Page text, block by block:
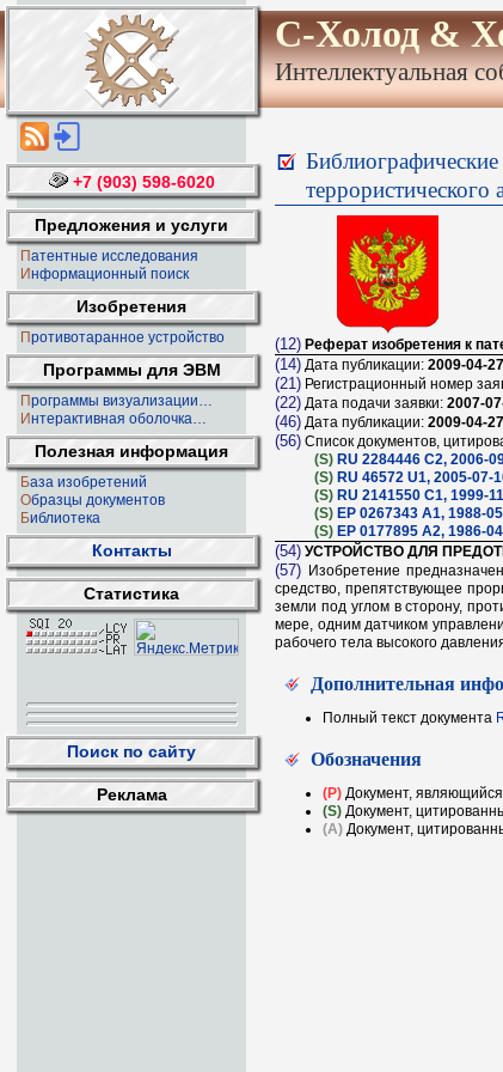
С-Холод &
Интеллектуальная
+7 (903) 598-6020
Предложения и услуги
Патентные исследования
Информационный поиск
Изобретения
Противотаранное устройство
Программы для ЭВМ
Программы визуализации…
Интерактивная оболочка…
Полезная информация
База изобретений
Образцы документов
Библиотека
Контакты
Статистика
Поиск по сайту
Реклама
террористического
(12) Реферат изобретения к
(14) Дата публикации: 2009-04-27
(21) Регистрационный номер
(22) Дата подачи заявки: 2007-
(46) Дата публикации: 2009-04-27
(56) Список документов,
(S) RU 2284446 C2, 2006-
(S) RU 46572 U1, 2005-07-
(S) RU 2141550 C1, 1999-
(S) EP 0267343 A1, 1988-
(S) EP 0177895 A2, 1986-
(54) УСТРОЙСТВО ДЛЯ
(57) Изобретение
средство, препятствующее
земли под углом в сторону,
мере, одним датчиком
рабочего тела высокого
Дополнительная
Полный текст документа
Обозначения
(P) Документ,
(S) Документ,
(A) Документ,